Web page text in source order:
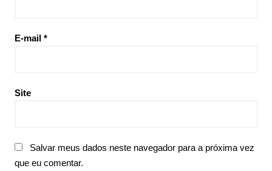
E-mail *
Site
Salvar meus dados neste navegador para a próxima vez
que eu comentar.